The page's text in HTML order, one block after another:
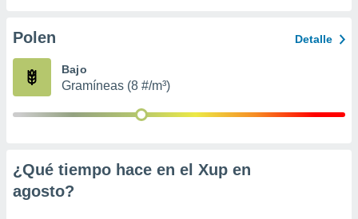
e
mediante
de
Polen Detalle
Bajo
Gramíneas (8 #/m³)
¿Qué tiempo hace en el Xup en
agosto?